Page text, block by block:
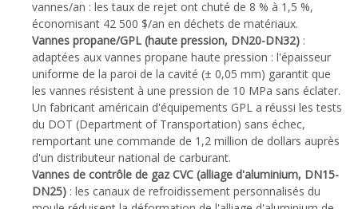
vannes/an : les taux de rejet ont chuté de 8 % à 1,5 %,
économisant 42 500 $/an en déchets de matériaux.
Vannes propane/GPL (haute pression, DN20-DN32) :
adaptées aux vannes propane haute pression : l'épaisseur
uniforme de la paroi de la cavité (± 0,05 mm) garantit que
les vannes résistent à une pression de 10 MPa sans éclater.
Un fabricant américain d'équipements GPL a réussi les tests
du DOT (Department of Transportation) sans échec,
remportant une commande de 1,2 million de dollars auprès
d'un distributeur national de carburant.
Vannes de contrôle de gaz CVC (alliage d'aluminium, DN15-
DN25) : les canaux de refroidissement personnalisés du